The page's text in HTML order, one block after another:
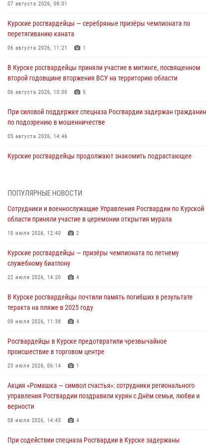
07 августа 2026, 08:01
Курские росгвардейцы — серебряные призёры чемпионата по
перетягиванию каната
06 августа 2026, 11:21 1
В Курске росгвардейцы приняли участие в митинге, посвященном
второй годовщине вторжения ВСУ на территорию области
06 августа 2026, 10:00 5
При силовой поддержке спецназа Росгвардии задержан гражданин
по подозрению в мошенничестве
05 августа 2026, 14:46
Курские росгвардейцы продолжают знакомить подрастающее
оздоровительных лагерях
05 августа 2026, 09:51
сбыта крупной партии наркотиков
04 августа 2026, 12:52
85 владельцев оружия
04 августа 2026, 07:00
297 выездов по сигналу «тревога»
03 августа 2026, 09:46
ПОПУЛЯРНЫЕ НОВОСТИ
Сотрудники и военнослужащие Управления Росгвардии по Курской
области приняли участие в церемонии открытия мурала
10 июля 2026, 12:40 2
Курские росгвардейцы — призёры чемпионата по летнему
служебному биатлону
22 июля 2026, 14:20 4
В Курске росгвардейцы почтили память погибших в результате
теракта на пляже в 2025 году
09 июля 2026, 11:38 4
Росгвардейцы в Курске предотвратили чрезвычайное
происшествие в торговом центре
23 июля 2026, 06:14 1
Акция «Ромашка — символ счастья»: сотрудники регионального
управления Росгвардии поздравили курян с Днём семьи, любви и
верности
08 июля 2026, 14:45 4
При содействии спецназа Росгвардии в Курске задержаны